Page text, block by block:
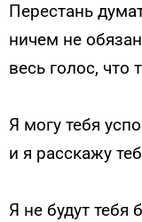
Перестань
ничем не
весь голос,
Я могу тебя
и я расскажу
Я не будут тебя